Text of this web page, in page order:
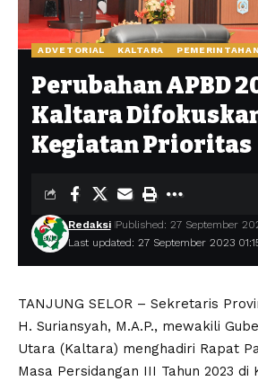
ADVETORIAL KALTARA PEMERINTAHAN
Perubahan APBD
Kaltara
Kegiatan Prioritas
Last updated: 27 September 2023
Redaksi Published: 27 September
TANJUNG SELOR – Sekretaris
H. Suriansyah, M.A.P., mewakili
Utara (Kaltara) menghadiri Rapat
Masa Persidangan III Tahun 2023 di